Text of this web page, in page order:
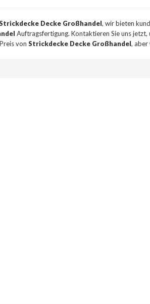
Decke Großhandel, wir bieten
Auftragsfertigung. Kontaktieren Sie uns
von Strickdecke Decke Großhandel, aber